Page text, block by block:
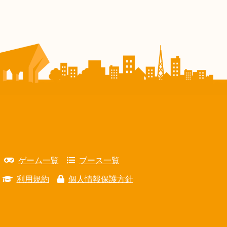
ゲーム一覧 ブース一覧
利用規約 個人情報保護方針